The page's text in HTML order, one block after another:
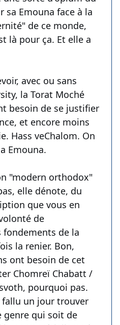
sa Emouna face à la
de ce monde,
là pour ça. Et elle a
avec ou sans
la Torat Moché
besoin de se justifier
et encore moins
Hass veChalom. On
Emouna.
"modern orthodox"
elle dénote, du
que vous en
de
de la
la renier. Bon,
ont besoin de cet
Chomreï Chabatt /
pourquoi pas.
fallu un jour trouver
genre qui soit de